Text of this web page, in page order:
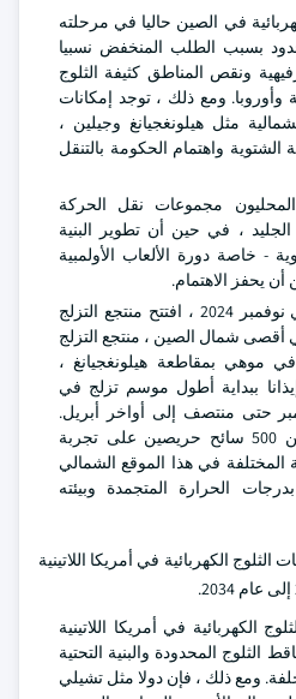
في الصين حاليا في مرحلته
بسبب الطلب المنخفض نسبيا
ونقص المناطق كثيفة الثلوج
وأوروبا. ومع ذلك ، توجد إمكانات
مثل هيلونغجيانغ وجيلين ،
واهتمام الحكومة بالتنقل
مجموعات نقل الحركة
، في حين أن تطوير البنية
- خاصة دورة الألعاب الأولمبية
أن يحفز الاهتمام.
على سبيل المثال ، في نوفمبر 2024 ، افتتح منتجع التزلج
شمال الصين ، منتجع التزلج
موهي بمقاطعة هيلونغجيانغ ،
ببداية أطول موسم تزلج في
حتى منتصف إلى أواخر أبريل.
اجتذب الافتتاح أكثر من 500 سائح حريصين على تجربة
المختلفة في هذا الموقع الشمالي
الحرارة المتجمدة وبيئته
الكهربائية في أمريكا اللاتينية
الكهربائية في أمريكا اللاتينية
الثلوج المحدودة والبنية التحتية
ومع ذلك ، فإن دولا مثل تشيلي